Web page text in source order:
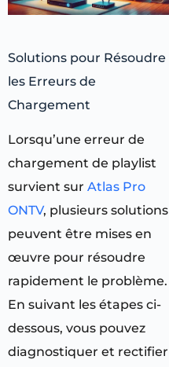
Solutions pour Résoudre
les Erreurs de
Chargement
Lorsqu’une erreur de
chargement de playlist
survient sur Atlas Pro
ONTV, plusieurs solutions
peuvent être mises en
œuvre pour résoudre
rapidement le problème.
En suivant les étapes ci-
dessous, vous pouvez
diagnostiquer et rectifier